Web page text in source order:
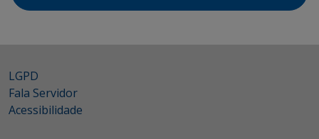
LGPD
Fala Servidor
Acessibilidade